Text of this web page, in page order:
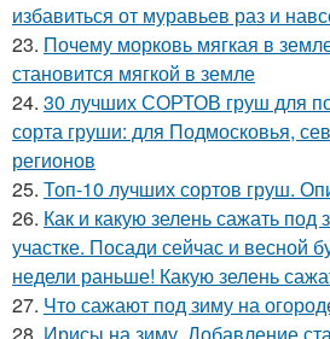
избавиться от муравьев раз и
23. Почему морковь мягкая в
становится мягкой в земле
24. 30 лучших СОРТОВ груш для
сорта груши: для Подмосковья,
регионов
25. Топ-10 лучших сортов груш.
26. Как и какую зелень сажать под
участке. Посади сейчас и весной
недели раньше! Какую зелень
27. Что сажают под зиму на